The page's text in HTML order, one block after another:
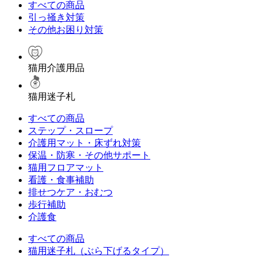
すべての商品
引っ掻き対策
その他お困り対策
猫用介護用品
猫用迷子札
すべての商品
ステップ・スロープ
介護用マット・床ずれ対策
保温・防寒・その他サポート
猫用フロアマット
看護・食事補助
排せつケア・おむつ
歩行補助
介護食
すべての商品
猫用迷子札（ぶら下げるタイプ）